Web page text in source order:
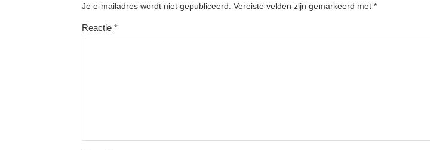
Je e-mailadres wordt niet gepubliceerd. Vereiste velden zijn gemarkeerd met *
Reactie *